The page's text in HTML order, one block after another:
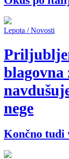
Lepota / Novosti
blagovna
nege
Končno tudi